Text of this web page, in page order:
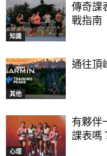
知識
傳奇課
戰指南
其他
通往頂
心理
有夥伴
課表嗎